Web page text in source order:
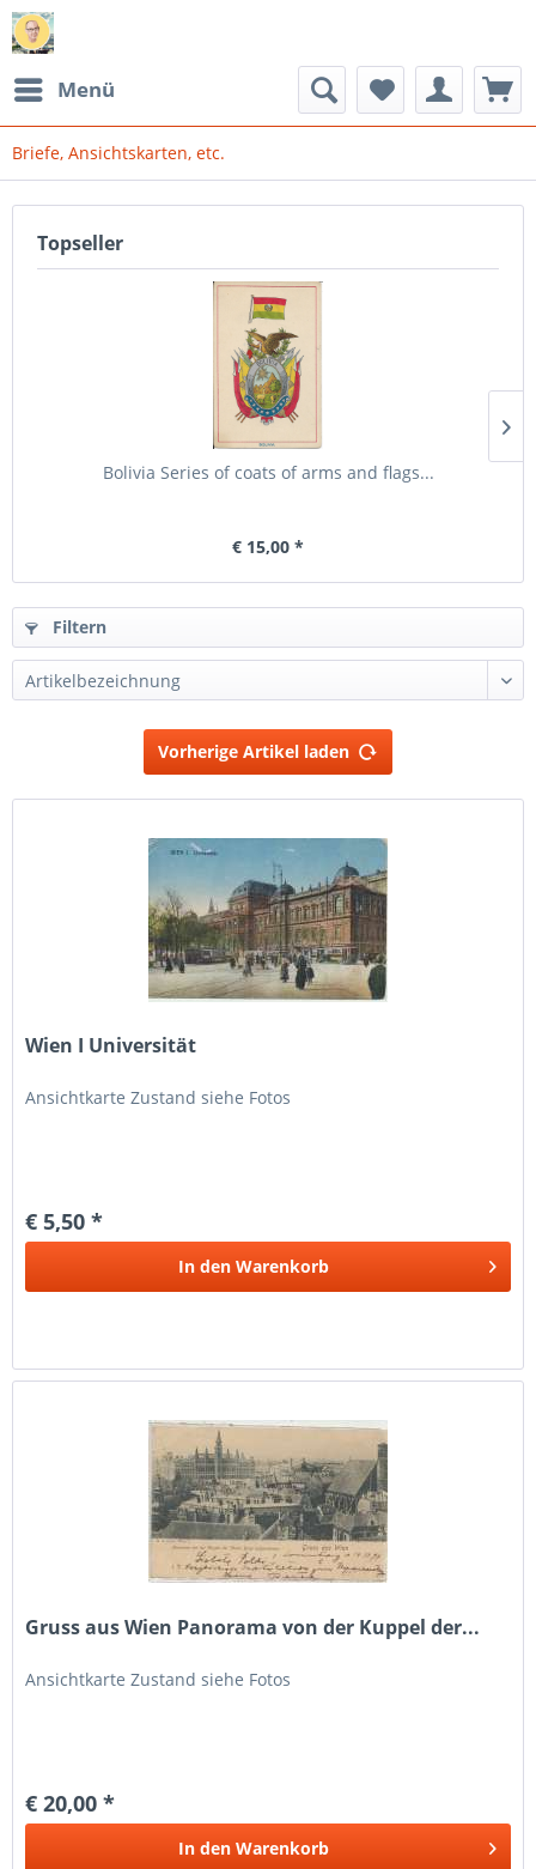
Menü
Briefe, Ansichtskarten, etc.
Topseller
Bolivia Series of coats of arms and flags...
€ 15,00 *
Filtern
Vorherige Artikel laden
Wien I Universität
Ansichtkarte Zustand siehe Fotos
€ 5,50 *
In den Warenkorb
Gruss aus Wien Panorama von der Kuppel der...
Ansichtkarte Zustand siehe Fotos
€ 20,00 *
In den Warenkorb